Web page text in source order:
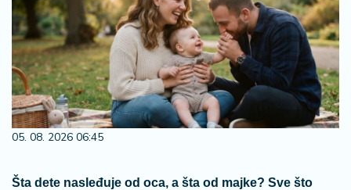
05. 08. 2026 06:45
Šta dete nasleđuje od oca, a šta od majke? Sve što